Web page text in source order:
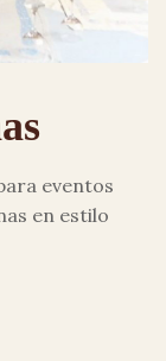
eventos
en estilo